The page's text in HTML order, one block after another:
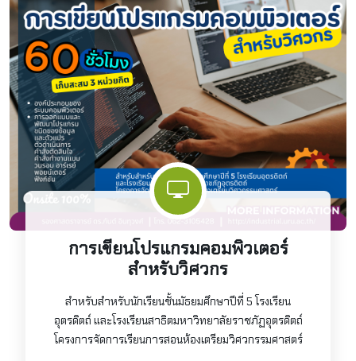
การเขียนโปรแกรมคอมพิวเตอร์
สำหรับวิศวกร
สำหรับสำหรับนักเรียนชั้นมัธยมศึกษาปีที่ 5 โรงเรียน
อุตรดิตถ์ และโรงเรียนสาธิตมหาวิทยาลัยราชภัฏอุตรดิตถ์
โครงการจัดการเรียนการสอนห้องเตรียมวิศวกรรมศาสตร์